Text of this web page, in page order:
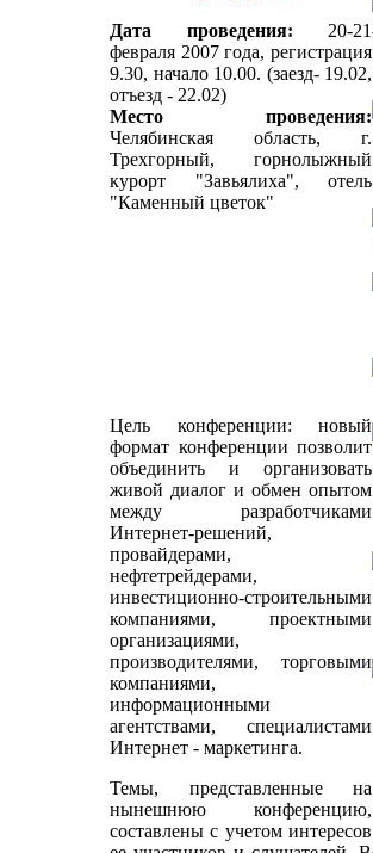
Дата проведения: 20-21
февраля 2007 года, регистрация
9.30, начало 10.00. (заезд- 19.02,
отъезд - 22.02)
Место проведения:
Челябинская область, г.
Трехгорный, горнолыжный
курорт "Завьялиха", отель
"Каменный цветок"
Цель конференции: новый
формат конференции позволит
объединить и организовать
живой диалог и обмен опытом
между разработчиками
Интернет-решений,
провайдерами,
нефтетрейдерами,
инвестиционно-строительными
компаниями, проектными
организациями,
производителями, торговыми
компаниями,
информационными
агентствами, специалистами
Интернет - маркетинга.
Темы, представленные на
нынешнюю конференцию,
составлены с учетом интересов